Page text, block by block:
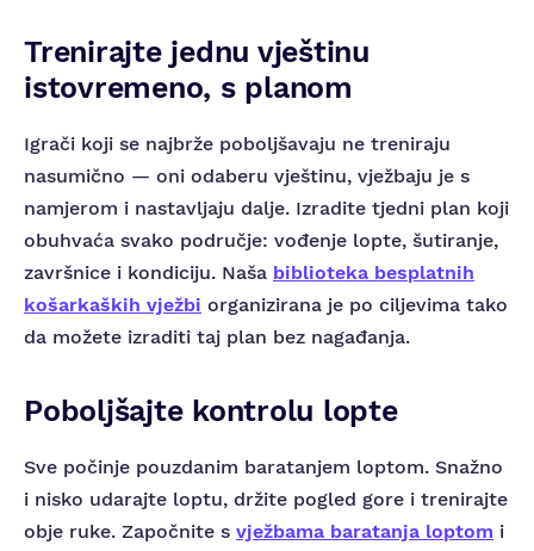
Trenirajte jednu vještinu
istovremeno, s planom
Igrači koji se najbrže poboljšavaju ne treniraju
nasumično — oni odaberu vještinu, vježbaju je s
namjerom i nastavljaju dalje. Izradite tjedni plan koji
obuhvaća svako područje: vođenje lopte, šutiranje,
završnice i kondiciju. Naša biblioteka besplatnih
košarkaških vježbi organizirana je po ciljevima tako
da možete izraditi taj plan bez nagađanja.
Poboljšajte kontrolu lopte
Sve počinje pouzdanim baratanjem loptom. Snažno
i nisko udarajte loptu, držite pogled gore i trenirajte
obje ruke. Započnite s vježbama baratanja loptom i